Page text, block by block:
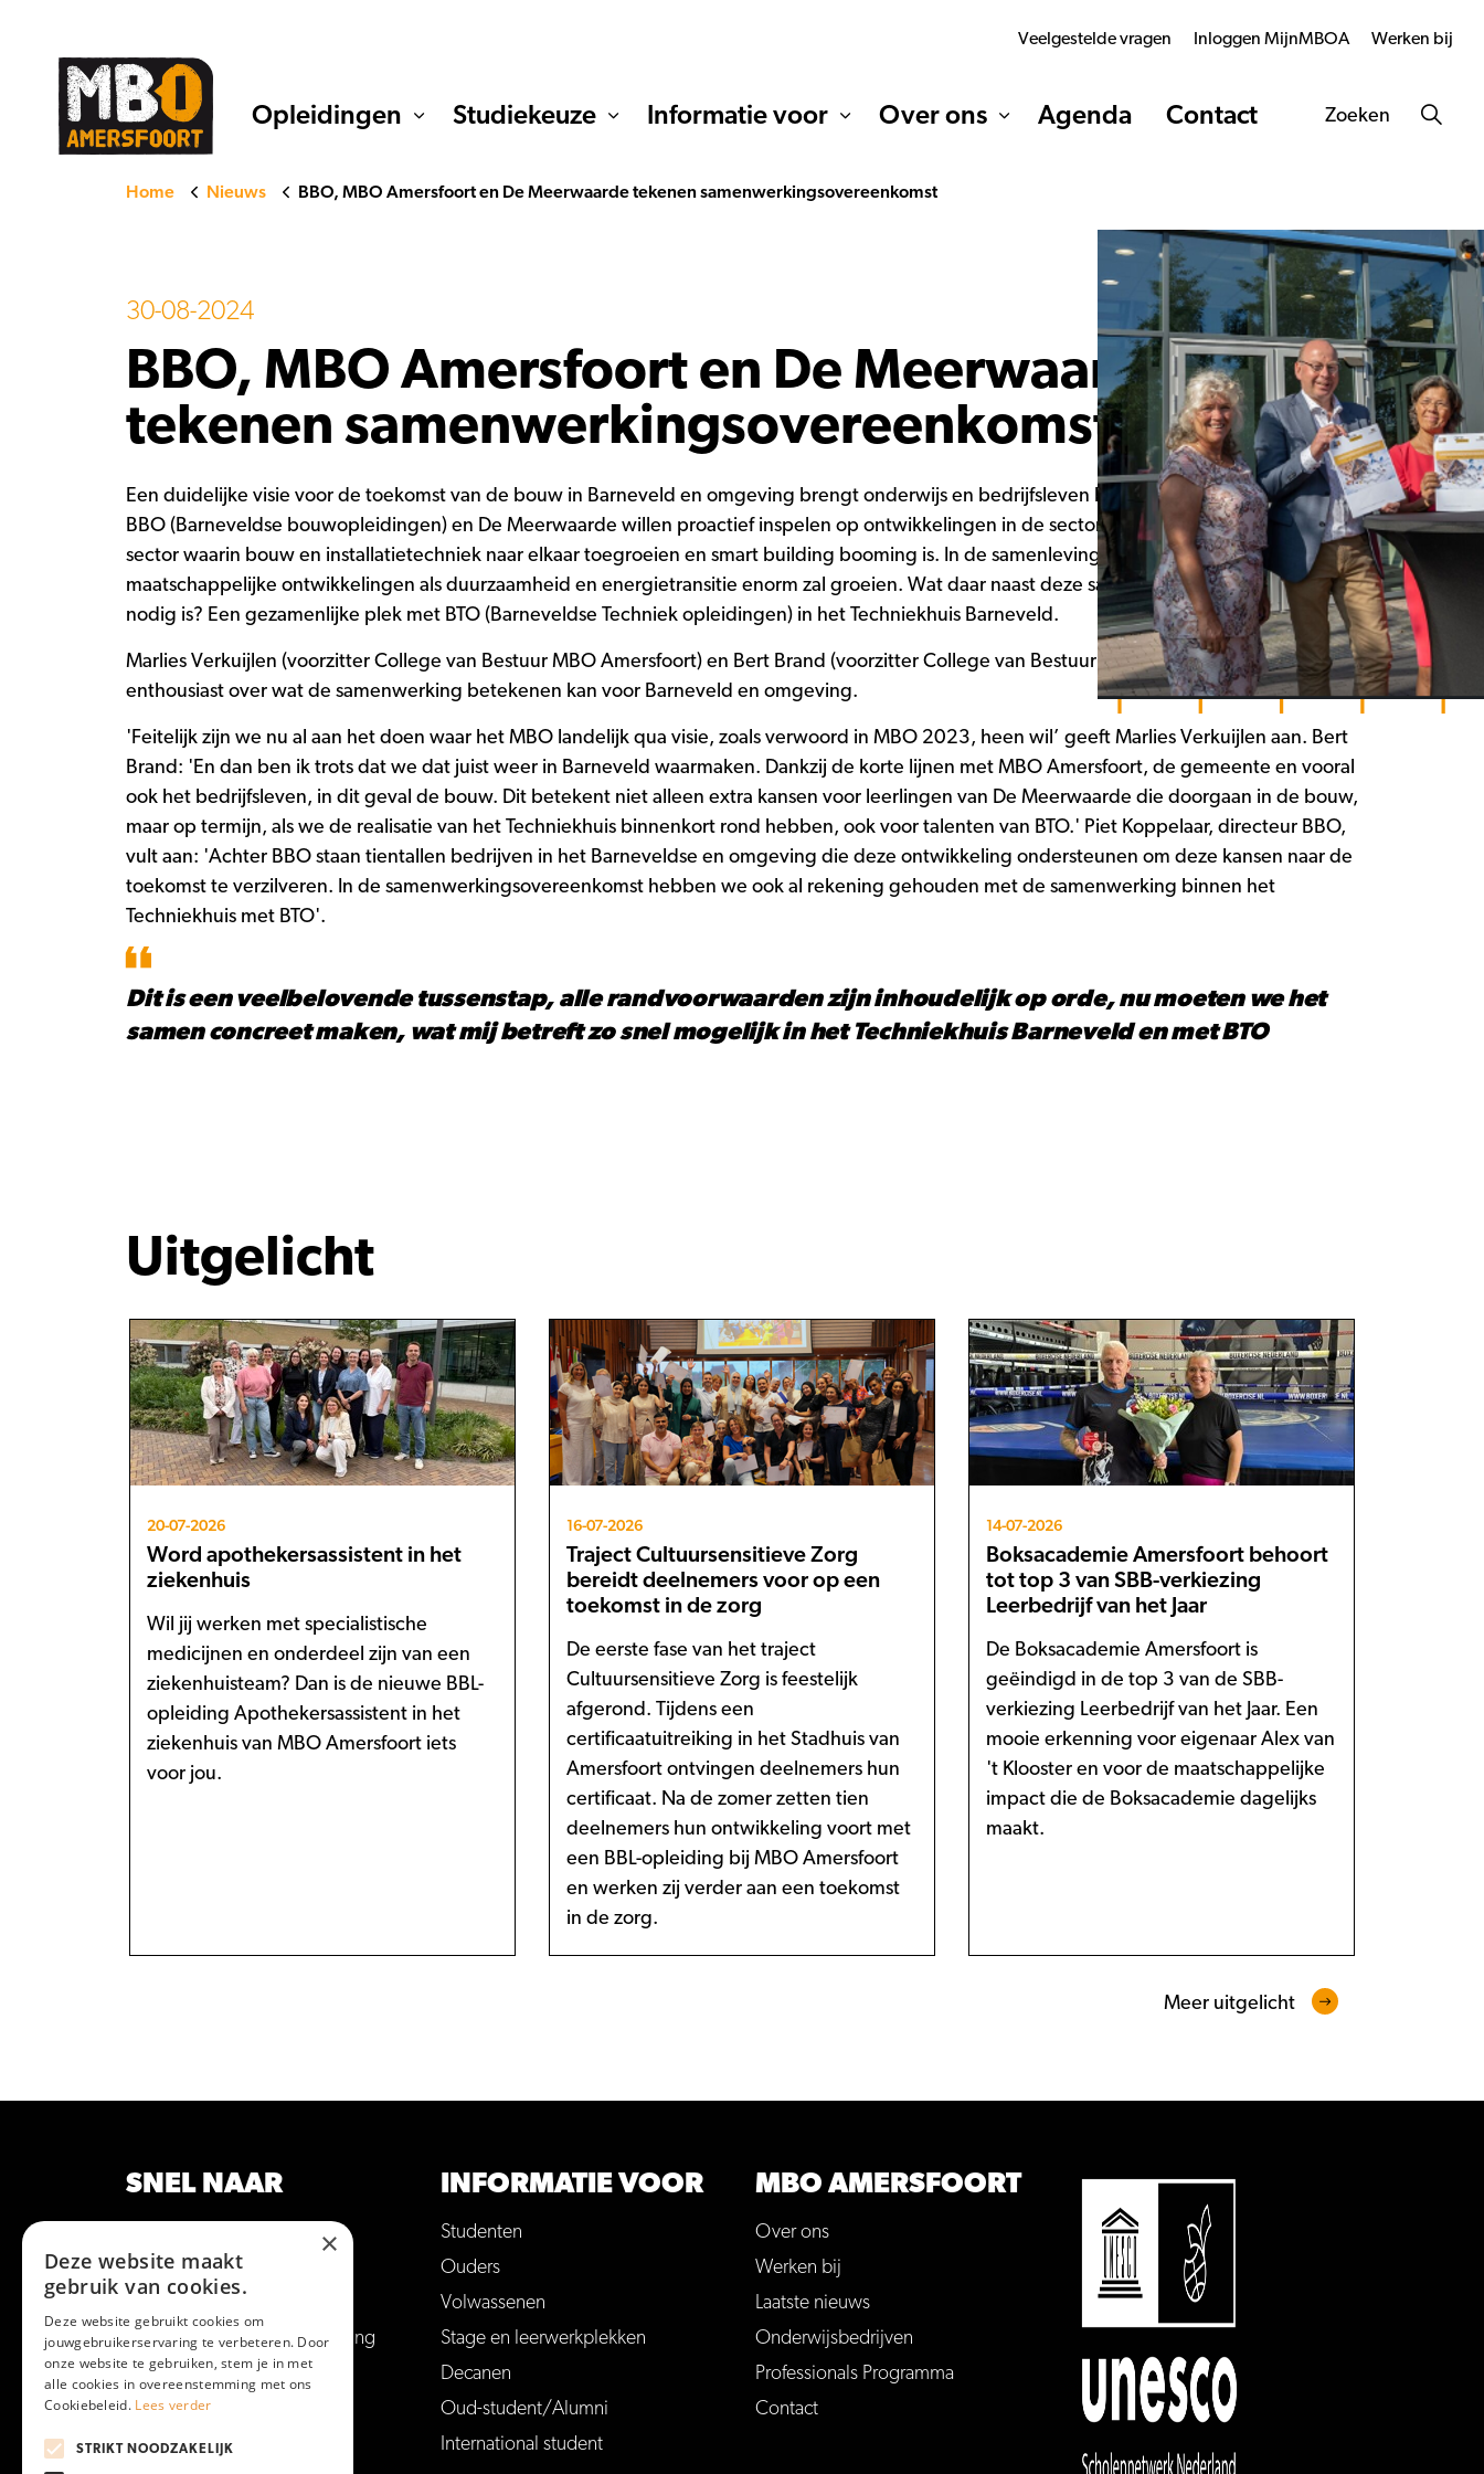
Opleidingen Studiekeuze Informatie voor Over ons Agenda Contact
Veelgestelde vragen Inloggen MijnMBOA Werken bij
Zoeken
Home Nieuws BBO, MBO Amersfoort en De Meerwaarde tekenen samenwerkingsovereenkomst
30-08-2024
BBO, MBO Amersfoort en De Meerwaarde
tekenen samenwerkingsovereenkomst
Een duidelijke visie voor de toekomst van de bouw in Barneveld en omgeving brengt onderwijs en bedrijfsleven bij elkaar. MBO Amersfoort,
BBO (Barneveldse bouwopleidingen) en De Meerwaarde willen proactief inspelen op ontwikkelingen in de sector en de samenleving. In de
sector waarin bouw en installatietechniek naar elkaar toegroeien en smart building booming is. In de samenleving omdat de impact van
maatschappelijke ontwikkelingen als duurzaamheid en energietransitie enorm zal groeien. Wat daar naast deze samenwerking verder voor
nodig is? Een gezamenlijke plek met BTO (Barneveldse Techniek opleidingen) in het Techniekhuis Barneveld.
Marlies Verkuijlen (voorzitter College van Bestuur MBO Amersfoort) en Bert Brand (voorzitter College van Bestuur De Meerwaarde) zijn vooral
enthousiast over wat de samenwerking betekenen kan voor Barneveld en omgeving.
'Feitelijk zijn we nu al aan het doen waar het MBO landelijk qua visie, zoals verwoord in MBO 2023, heen wil’ geeft Marlies Verkuijlen aan. Bert
Brand: 'En dan ben ik trots dat we dat juist weer in Barneveld waarmaken. Dankzij de korte lijnen met MBO Amersfoort, de gemeente en vooral
ook het bedrijfsleven, in dit geval de bouw. Dit betekent niet alleen extra kansen voor leerlingen van De Meerwaarde die doorgaan in de bouw,
maar op termijn, als we de realisatie van het Techniekhuis binnenkort rond hebben, ook voor talenten van BTO.' Piet Koppelaar, directeur BBO,
vult aan: 'Achter BBO staan tientallen bedrijven in het Barneveldse en omgeving die deze ontwikkeling ondersteunen om deze kansen naar de
toekomst te verzilveren. In de samenwerkingsovereenkomst hebben we ook al rekening gehouden met de samenwerking binnen het
Techniekhuis met BTO'.
Dit is een veelbelovende tussenstap, alle randvoorwaarden zijn inhoudelijk op orde, nu moeten we het
samen concreet maken, wat mij betreft zo snel mogelijk in het Techniekhuis Barneveld en met BTO
Uitgelicht
20-07-2026
Word apothekersassistent in het
ziekenhuis
Wil jij werken met specialistische
medicijnen en onderdeel zijn van een
ziekenhuisteam? Dan is de nieuwe BBL-
opleiding Apothekersassistent in het
ziekenhuis van MBO Amersfoort iets
voor jou.
16-07-2026
Traject Cultuursensitieve Zorg
bereidt deelnemers voor op een
toekomst in de zorg
De eerste fase van het traject
Cultuursensitieve Zorg is feestelijk
afgerond. Tijdens een
certificaatuitreiking in het Stadhuis van
Amersfoort ontvingen deelnemers hun
certificaat. Na de zomer zetten tien
deelnemers hun ontwikkeling voort met
een BBL-opleiding bij MBO Amersfoort
en werken zij verder aan een toekomst
in de zorg.
14-07-2026
Boksacademie Amersfoort behoort
tot top 3 van SBB-verkiezing
Leerbedrijf van het Jaar
De Boksacademie Amersfoort is
geëindigd in de top 3 van de SBB-
verkiezing Leerbedrijf van het Jaar. Een
mooie erkenning voor eigenaar Alex van
't Klooster en voor de maatschappelijke
impact die de Boksacademie dagelijks
maakt.
Meer uitgelicht
SNEL NAAR
Hulp bij studiekeuze
Aanmelden voor een opleiding
Vakantie en vrije dagen
Veelgestelde vragen
INFORMATIE VOOR
Studenten
Ouders
Volwassenen
Stage en leerwerkplekken
Decanen
Oud-student/Alumni
International student
MBO AMERSFOORT
Over ons
Werken bij
Laatste nieuws
Onderwijsbedrijven
Professionals Programma
Contact
×
Deze website maakt
gebruik van cookies.
Deze website gebruikt cookies om
jouwgebruikerservaring te verbeteren. Door
onze website te gebruiken, stem je in met
alle cookies in overeenstemming met ons
Cookiebeleid. Lees verder
STRIKT NOODZAKELIJK